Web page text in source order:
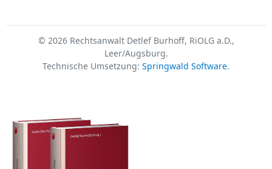
© 2026 Rechtsanwalt Detlef Burhoff, RiOLG a.D.,
Leer/Augsburg.
Technische Umsetzung: Springwald Software.